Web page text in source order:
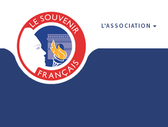
L'ASSOCIATION